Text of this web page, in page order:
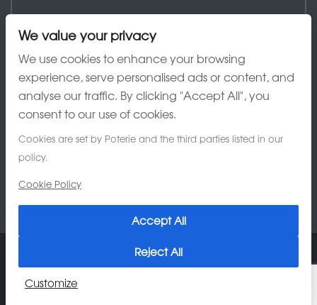
J'ai lu et accepte la charte de confidentialité
© 2026 Poterie Au Grès du Temps
We value your privacy
We use cookies to enhance your browsing
experience, serve personalised ads or content, and
analyse our traffic. By clicking "Accept All", you
consent to our use of cookies.
Cookies are set by Poterie and the third parties listed in our
policy.
Cookie Policy
Accept All
Reject All
Customize